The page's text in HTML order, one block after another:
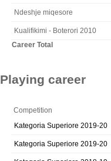
Ndeshje miqesore
Kualifikimi - Boterori 2010
Career Total
Playing career
Competition
Kategoria Superiore 2019-20
Kategoria Superiore 2019-20